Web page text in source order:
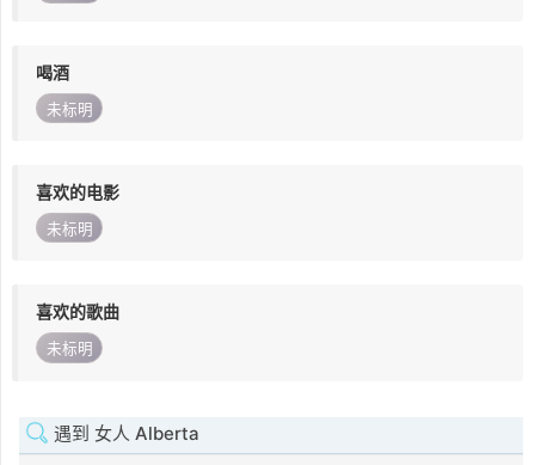
喝酒
未标明
喜欢的电影
未标明
喜欢的歌曲
未标明
遇到 女人 Alberta